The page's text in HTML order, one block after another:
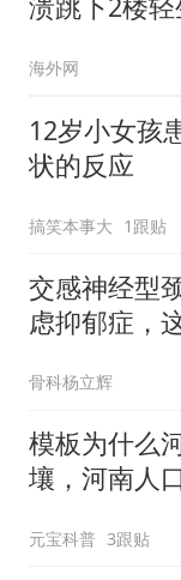
溃跳下2楼轻
海外网
12岁小女孩
状的反应
搞笑本事大 1跟贴
交感神经型
虑抑郁症，
骨科杨立辉
模板为什么
壤，河南人
元宝科普 3跟贴